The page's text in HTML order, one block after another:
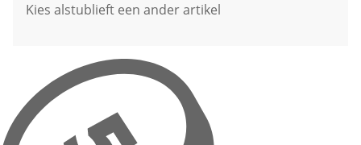
Kies alstublieft een ander artikel